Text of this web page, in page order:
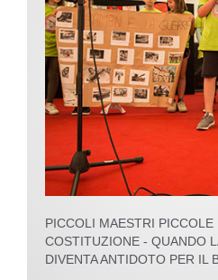
PICCOLI MAESTRI PICCOLE
COSTITUZIONE - QUANDO
DIVENTA ANTIDOTO PER IL